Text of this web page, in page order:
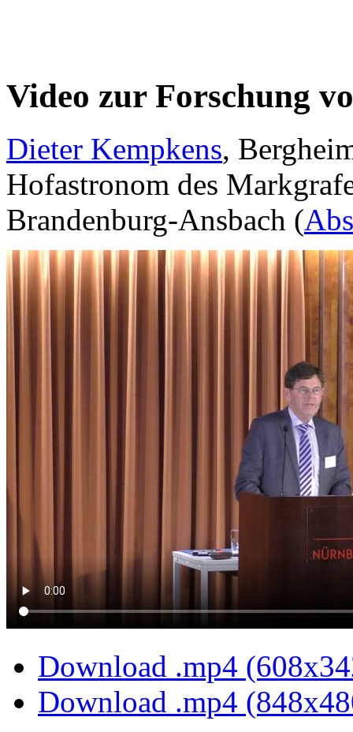
Video zur Forschung
Dieter Kempkens,
Hofastronom des
Brandenburg-Ansbach (
Download .mp4
Download .mp4